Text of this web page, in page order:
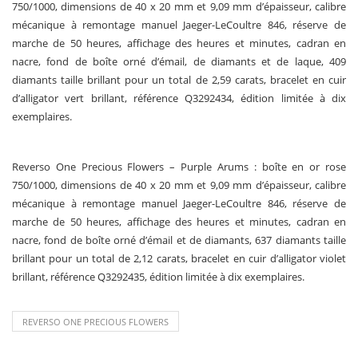
750/1000, dimensions de 40 x 20 mm et 9,09 mm d’épaisseur, calibre
mécanique à remontage manuel Jaeger-LeCoultre 846, réserve de
marche de 50 heures, affichage des heures et minutes, cadran en
nacre, fond de boîte orné d’émail, de diamants et de laque, 409
diamants taille brillant pour un total de 2,59 carats, bracelet en cuir
d’alligator vert brillant, référence Q3292434, édition limitée à dix
exemplaires.
Reverso One Precious Flowers – Purple Arums : boîte en or rose
750/1000, dimensions de 40 x 20 mm et 9,09 mm d’épaisseur, calibre
mécanique à remontage manuel Jaeger-LeCoultre 846, réserve de
marche de 50 heures, affichage des heures et minutes, cadran en
nacre, fond de boîte orné d’émail et de diamants, 637 diamants taille
brillant pour un total de 2,12 carats, bracelet en cuir d’alligator violet
brillant, référence Q3292435, édition limitée à dix exemplaires.
REVERSO ONE PRECIOUS FLOWERS